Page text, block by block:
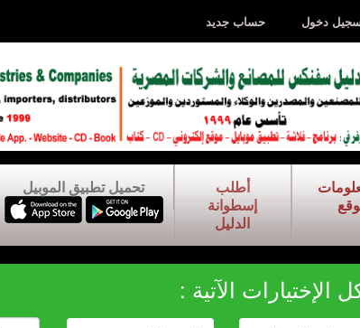
دخول حساب جديد
أطلب
إسطوانة
الدليل
تحميل تطبيق الموبيل
الآتية :